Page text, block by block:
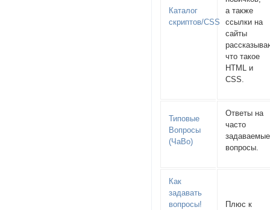
Каталог
скриптов/CSS
а также
ссылки на
сайты
что такое
HTML и
CSS.
Типовые
Вопросы
(ЧаВо)
Ответы на
часто
задаваемые
вопросы.
Как
задавать
вопросы!
Плюс к